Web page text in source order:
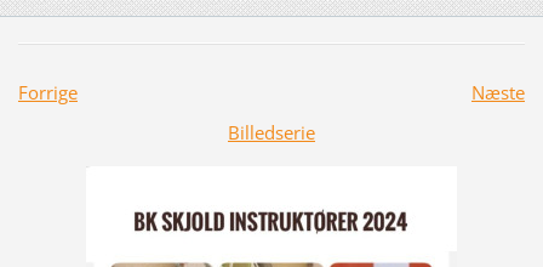
Forrige
Næste
Billedserie